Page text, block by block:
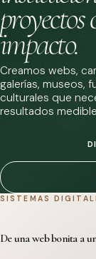
proyectos
impacto.
Creamos webs,
galerías, museos,
culturales que
resultados
SISTEMAS
De una web bonita a